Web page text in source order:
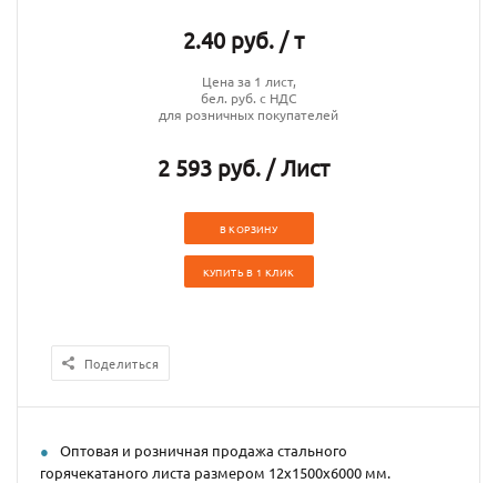
2.40 руб. / т
Цена за 1 лист,
бел. руб. с НДС
для розничных покупателей
2 593 руб. / Лист
В КОРЗИНУ
КУПИТЬ В 1 КЛИК
Поделиться
Оптовая и розничная продажа стального
горячекатаного листа размером 12х1500х6000 мм.